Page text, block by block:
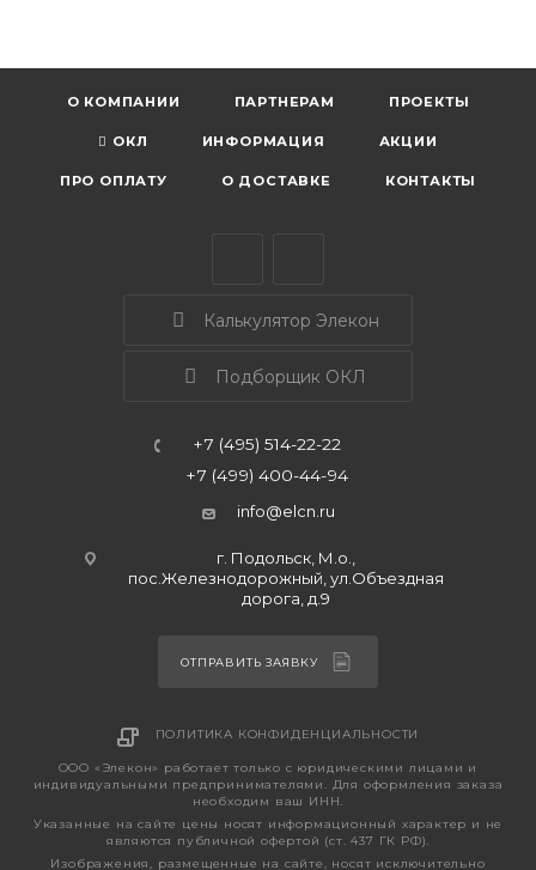
О КОМПАНИИ ПАРТНЕРАМ ПРОЕКТЫ
ОКЛ ИНФОРМАЦИЯ АКЦИИ
ПРО ОПЛАТУ О ДОСТАВКЕ КОНТАКТЫ
Калькулятор Элекон
Подборщик ОКЛ
+7 (495) 514-22-22
+7 (499) 400-44-94
info@elcn.ru
г. Подольск, М.о.,
пос.Железнодорожный, ул.Объездная
дорога, д.9
ОТПРАВИТЬ ЗАЯВКУ
ПОЛИТИКА КОНФИДЕНЦИАЛЬНОСТИ
ООО «Элекон» работает только с юридическими лицами и
индивидуальными предпринимателями. Для оформления заказа
необходим ваш ИНН.
Указанные на сайте цены носят информационный характер и не
являются публичной офертой (ст. 437 ГК РФ).
Изображения, размещенные на сайте, носят исключительно